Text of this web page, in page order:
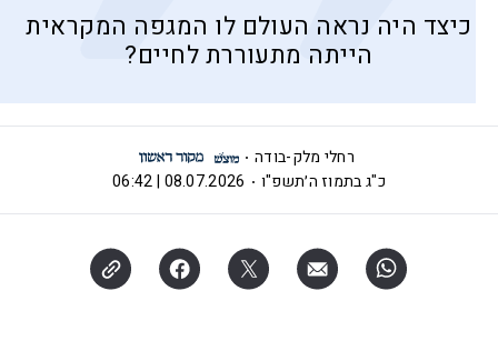
כיצד היה נראה העולם לו המגפה המקראית
הייתה מתעוררת לחיים?
רחלי מלק-בודה
כ"ג בתמוז ה׳תשפ"ו
08.07.2026 | 06:42